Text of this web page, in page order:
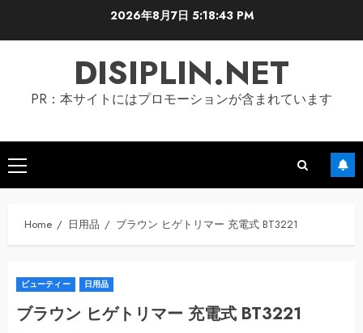
2026年8月7日 5:18:44 PM
DISIPLIN.NET
PR：本サイトにはプロモーションが含まれています
Primary
Menu
Home 日用品 ブラウン ヒゲトリマー 充電式 BT3221
ビューティー 日用品
ブラウン ヒゲトリマー 充電式 BT3221